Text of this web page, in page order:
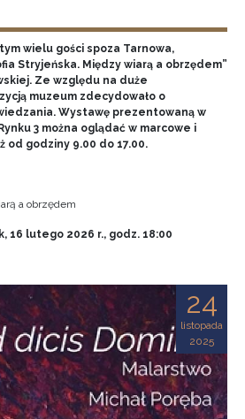
wielu gości spoza Tarnowa,
Stryjeńska. Między wiarą a obrzędem”
Ze względu na duże
muzeum zdecydowało o
Wystawę prezentowaną w
3 można oglądać w marcowe i
godziny 9.00 do 17.00.
a obrzędem
16 lutego 2026 r., godz. 18:00
24
listopada
2025